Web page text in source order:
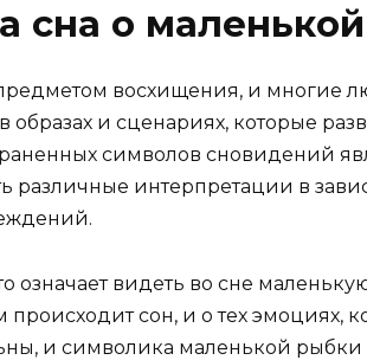
сна о
восхищения, и многие
и сценариях, которые
символов сновидений
различные интерпретации в
означает видеть во сне
происходит сон, и о тех эмоциях,
и символика маленькой рыбки